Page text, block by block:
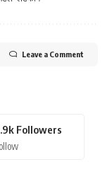
Leave a Comment
Followers